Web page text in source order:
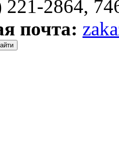
221-2864,
почта: